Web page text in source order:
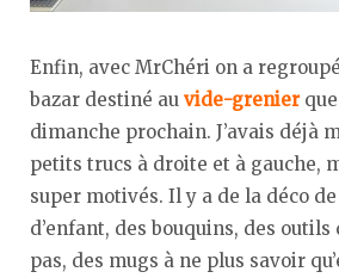
Enfin, avec MrChéri on a
bazar destiné au vide-grenierque
dimanche prochain. J’avais déjà
petits trucs à droite et à gauche,
super motivés. Il y a de la déco
d’enfant, des bouquins, des
pas, des mugs à ne plus savoir